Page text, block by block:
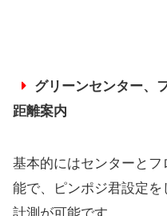
グリーンセンター、
距離案内
基本的にはセンターと
能で、ピンポジ君設定
計測が可能です。